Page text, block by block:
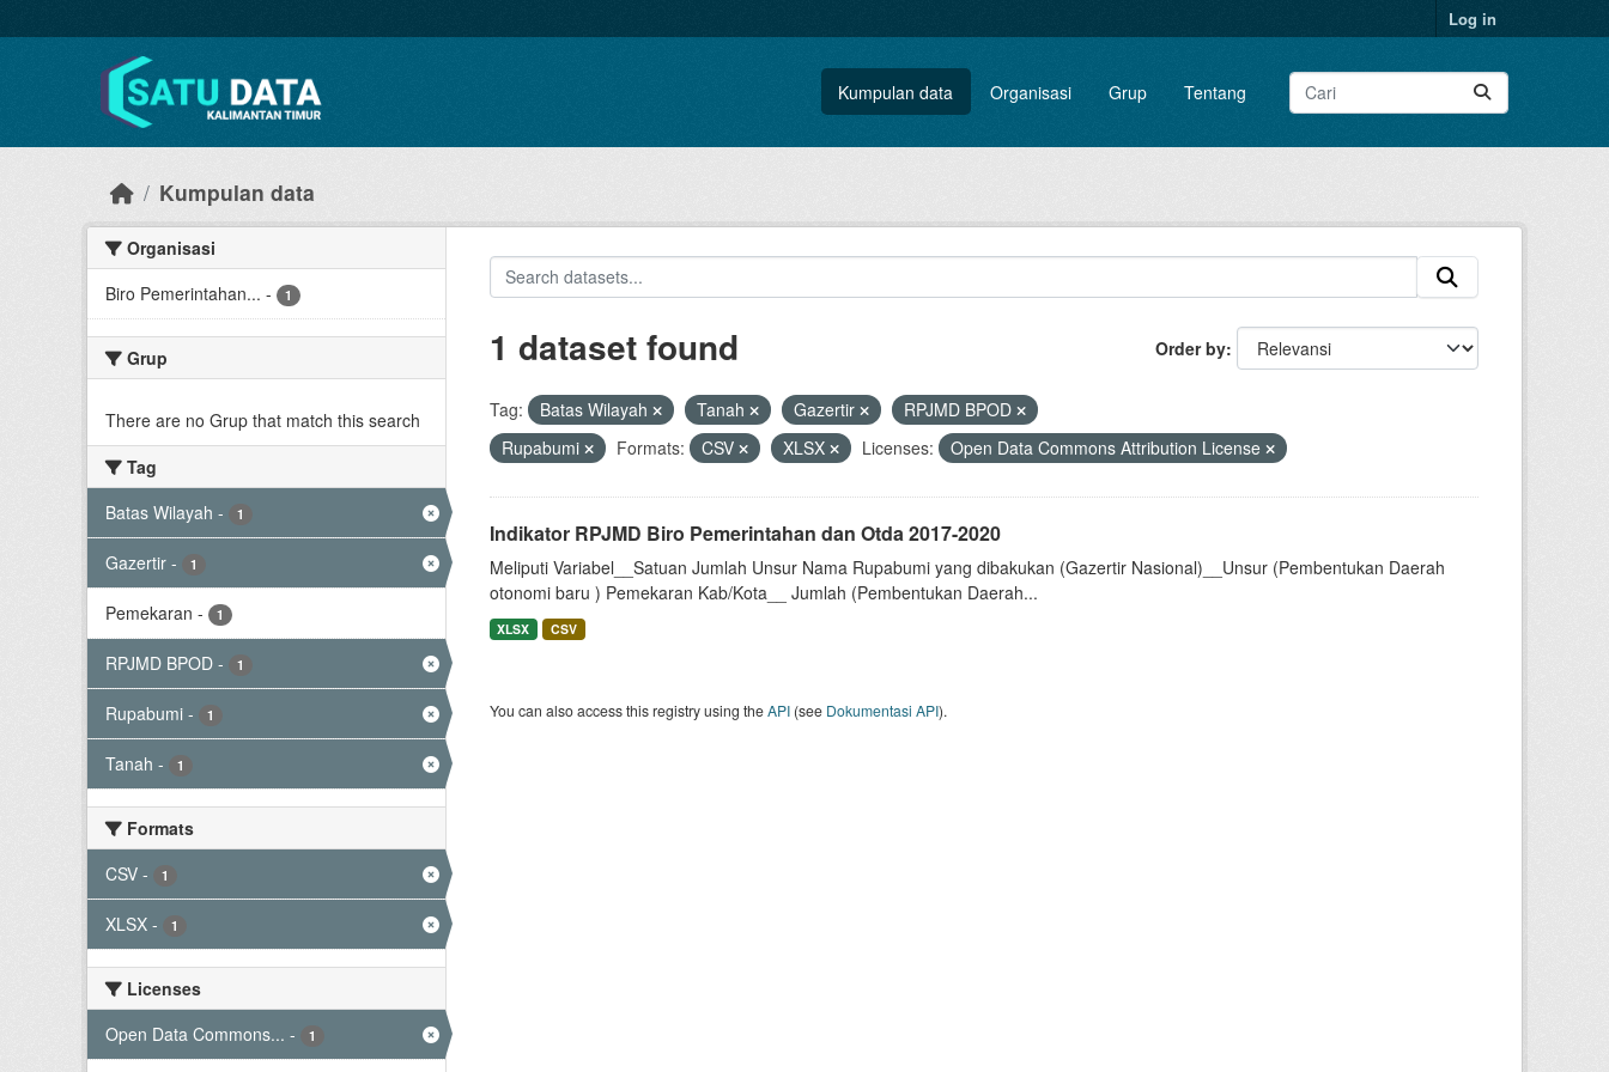
Log in
Kumpulan data Organisasi Grup Tentang
Kumpulan data
Organisasi
Biro Pemerintahan... - 1
Grup
There are no Grup that match this search
Tag
Batas Wilayah - 1
Gazertir - 1
Pemekaran - 1
RPJMD BPOD - 1
Rupabumi - 1
Tanah - 1
Formats
CSV - 1
XLSX - 1
Licenses
Open Data Commons... - 1
Order by
1 dataset found
Tag: Batas Wilayah Tanah Gazertir
RPJMD BPOD
Rupabumi
Formats: CSV XLSX Licenses: Open Data Commons Attribution License
Indikator RPJMD Biro Pemerintahan dan Otda 2017-2020
Meliputi Variabel__Satuan Jumlah Unsur Nama Rupabumi yang dibakukan (Gazertir Nasional)__Unsur (Pembentukan Daerah
otonomi baru ) Pemekaran Kab/Kota__ Jumlah (Pembentukan Daerah...
XLSX CSV
You can also access this registry using theAPI(see Dokumentasi API).